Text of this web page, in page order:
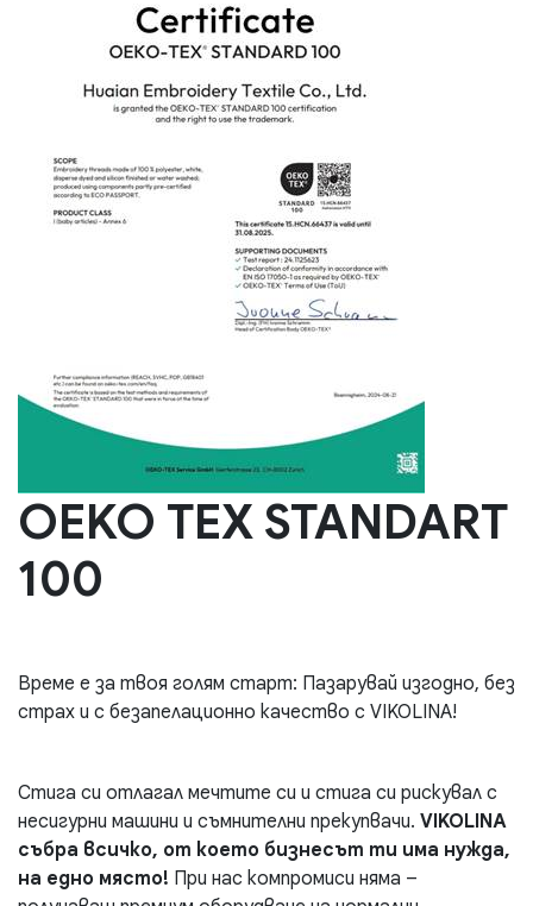
OEKO TEX STANDART
100
Време е за твоя голям старт: Пазарувай изгодно, без
страх и с безапелационно качество с VIKOLINA!
Стига си отлагал мечтите си и стига си рискувал с
несигурни машини и съмнителни прекупвачи. VIKOLINA
събра всичко, от което бизнесът ти има нужда,
на едно място! При нас компромиси няма –